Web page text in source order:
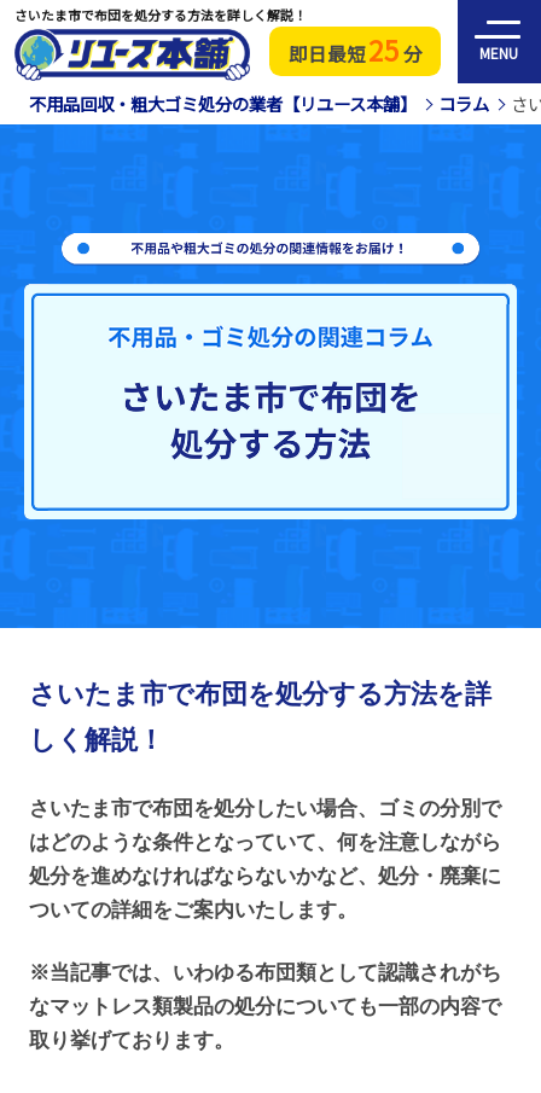
即日最短25分 MENU
さいたま市で布団を処分する方法を詳しく解説！
不用品回収・粗大ゴミ処分の業者【リユース本舗】 コラム さ
さいたま市で布団を処分する方法を詳
しく解説！
さいたま市で布団を処分したい場合、ゴミの分別で
はどのような条件となっていて、何を注意しながら
処分を進めなければならないかなど、処分・廃棄に
ついての詳細をご案内いたします。
※当記事では、いわゆる布団類として認識されがち
なマットレス類製品の処分についても一部の内容で
取り挙げております。